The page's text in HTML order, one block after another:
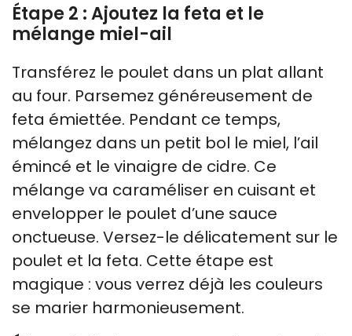
Étape 2 : Ajoutez la feta et le
mélange miel-ail
Transférez le poulet dans un plat allant
au four. Parsemez généreusement de
feta émiettée. Pendant ce temps,
mélangez dans un petit bol le miel, l’ail
émincé et le vinaigre de cidre. Ce
mélange va caraméliser en cuisant et
envelopper le poulet d’une sauce
onctueuse. Versez-le délicatement sur le
poulet et la feta. Cette étape est
magique : vous verrez déjà les couleurs
se marier harmonieusement.